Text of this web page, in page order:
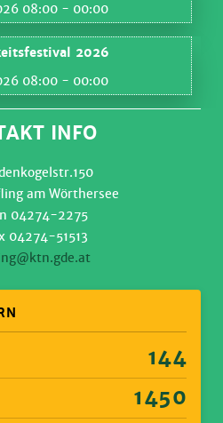
08:00 - 00:00
2026
08:00 - 00:00
INFO
am Wörthersee
04274-2275
04274-51513
144
1450